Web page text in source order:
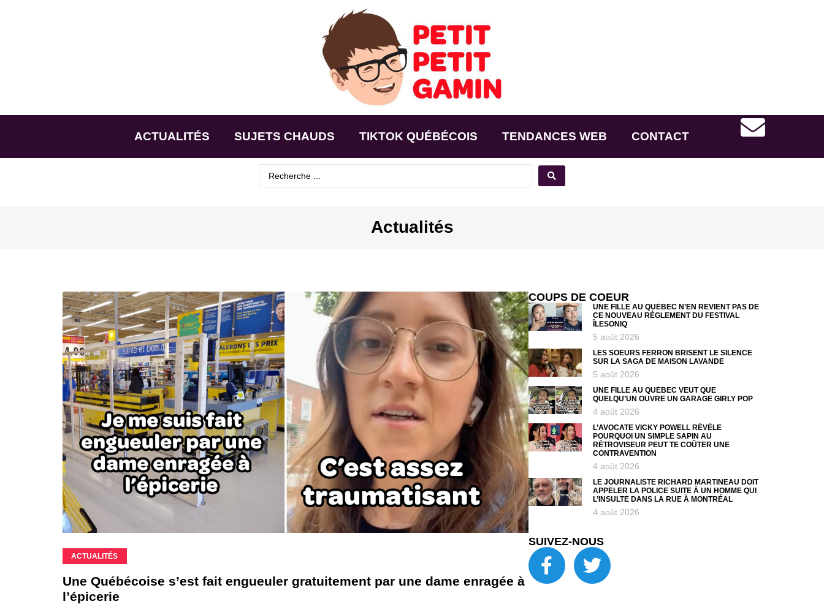
ACTUALITÉS SUJETS CHAUDS TIKTOK QUÉBÉCOIS TENDANCES WEB CONTACT
Actualités
ACTUALITÉS
Une Québécoise s’est fait engueuler gratuitement par une dame enragée à
l’épicerie
COUPS DE COEUR
UNE FILLE AU QUÉBEC N’EN REVIENT PAS DE
CE NOUVEAU RÈGLEMENT DU FESTIVAL
ÎLESONIQ
5 août 2026
LES SOEURS FERRON BRISENT LE SILENCE
SUR LA SAGA DE MAISON LAVANDE
5 août 2026
UNE FILLE AU QUÉBEC VEUT QUE
QUELQU’UN OUVRE UN GARAGE GIRLY POP
4 août 2026
L’AVOCATE VICKY POWELL RÉVÈLE
POURQUOI UN SIMPLE SAPIN AU
RÉTROVISEUR PEUT TE COÛTER UNE
CONTRAVENTION
4 août 2026
LE JOURNALISTE RICHARD MARTINEAU DOIT
APPELER LA POLICE SUITE À UN HOMME QUI
L’INSULTE DANS LA RUE À MONTRÉAL
4 août 2026
SUIVEZ-NOUS